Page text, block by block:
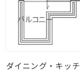
ダイニング・キッ